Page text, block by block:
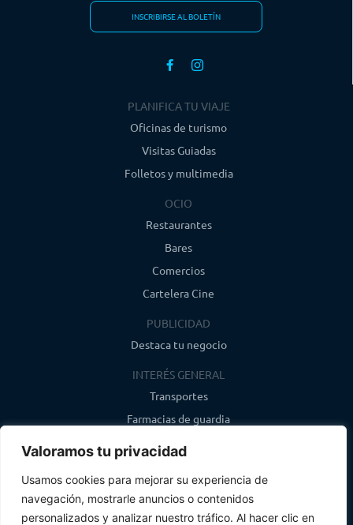
Valoramos tu privacidad
Usamos cookies para mejorar su experiencia de
navegación, mostrarle anuncios o contenidos
personalizados y analizar nuestro tráfico. Al hacer clic en
INSCRIBIRSE AL BOLETÍN
PLANIFICA TU VIAJE
Oficinas de turismo
Visitas Guiadas
Folletos y multimedia
OCIO
Restaurantes
Bares
Comercios
Cartelera Cine
PUBLICIDAD
Destaca tu negocio
INTERÉS GENERAL
Transportes
Farmacias de guardia
CONTACTO
info@infosegovia.com